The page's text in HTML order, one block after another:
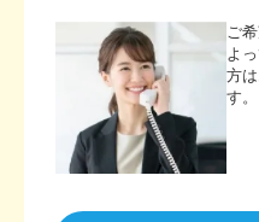
ご
よ
方
す。